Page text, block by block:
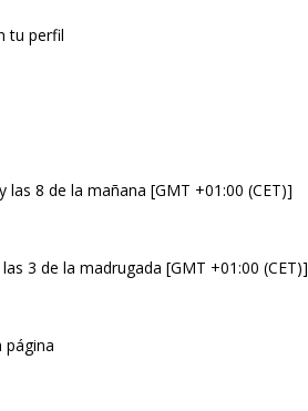
tu perfil
8 de la mañana [GMT +01:00 (CET)]
3 de la madrugada [GMT +01:00 (CET)]
página